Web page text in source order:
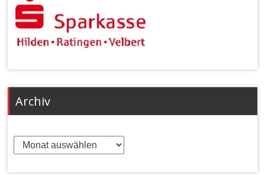
Archiv
Archiv